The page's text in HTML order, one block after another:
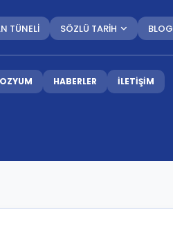
TÜNELİ SÖZLÜ TARİH BLOG
HABERLER İLETİŞİM